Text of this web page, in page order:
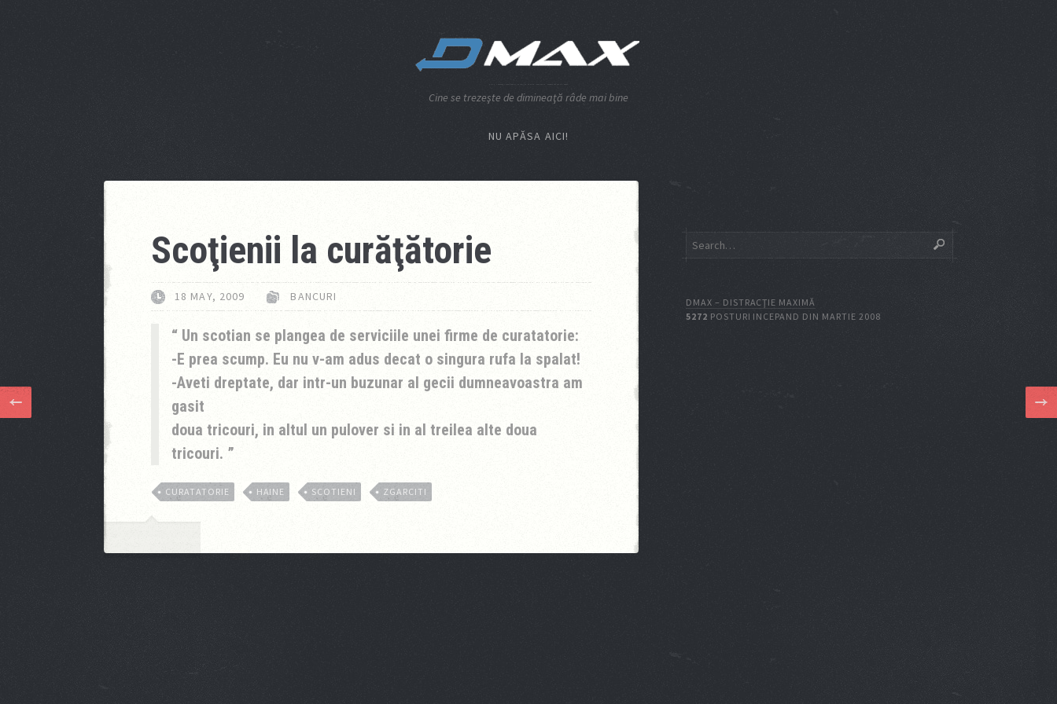
Cine se trezeşte de dimineaţă râde mai bine
NU APĂSA AICI!
Scoţienii la curăţătorie
18 MAY, 2009 BANCURI
Un scotian se plangea de serviciile unei firme de curatatorie:
-E prea scump. Eu nu v-am adus decat o singura rufa la spalat!
-Aveti dreptate, dar intr-un buzunar al gecii dumneavoastra am
gasit
doua tricouri, in altul un pulover si in al treilea alte doua
tricouri.
CURATATORIE HAINE SCOTIENI ZGARCITI
DMAX – DISTRACŢIE MAXIMĂ
5272 POSTURI INCEPAND DIN MARTIE 2008